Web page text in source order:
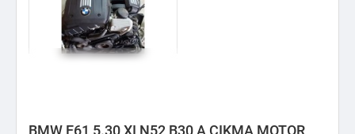
BMW E61 5.30 XI N52 B30 A ÇIKMA MOTOR